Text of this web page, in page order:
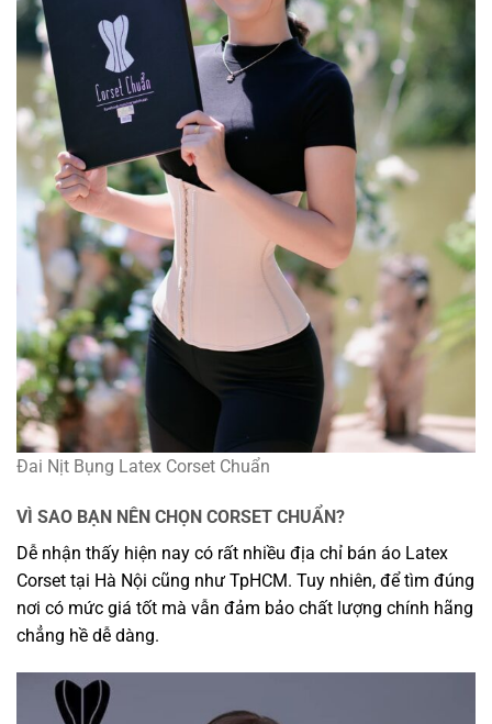
Đai Nịt Bụng Latex Corset Chuẩn
VÌ SAO BẠN NÊN CHỌN CORSET CHUẨN?
Dễ nhận thấy hiện nay có rất nhiều địa chỉ bán áo Latex
Corset tại Hà Nội cũng như TpHCM. Tuy nhiên, để tìm đúng
nơi có mức giá tốt mà vẫn đảm bảo chất lượng chính hãng
chẳng hề dễ dàng.